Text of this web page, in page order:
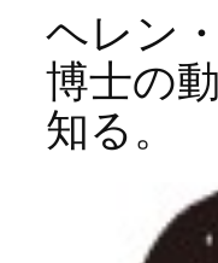
ヘレン
博士の
知る。